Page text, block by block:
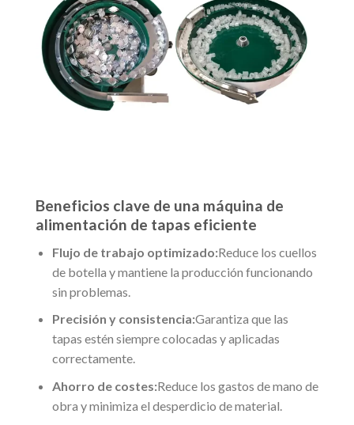
Beneficios clave de una máquina de
alimentación de tapas eficiente
Flujo de trabajo optimizado:Reduce los cuellos
de botella y mantiene la producción funcionando
sin problemas.
Precisión y consistencia:Garantiza que las
tapas estén siempre colocadas y aplicadas
correctamente.
Ahorro de costes:Reduce los gastos de mano de
obra y minimiza el desperdicio de material.